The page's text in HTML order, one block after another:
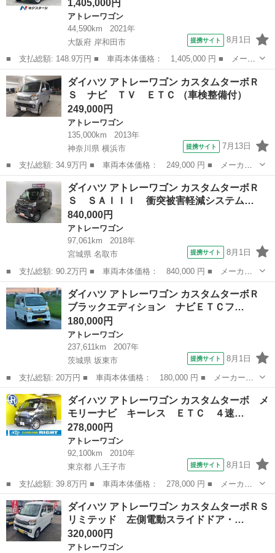
1,405,000円
アトレーワゴン
44,590km
2021年
大阪府 岸和田市
提携サイト 8月1日
■ 支払総額: 148.9万円 ■ 車両本体価格： 1,405,000 円 ■ メーカ
ー名： ダイハツ ■ 車種名： アトレーワゴン ■ グレード名：
カスタムターボＲＳリミテッド ＳＡＩＩＩ 電動スライドドア Ｓ
Ｄナビ ...
大阪 岸和田市 アトレーワゴン
ダイハツ アトレーワゴン カスタムターボＲ
Ｓ ナビ ＴＶ ＥＴＣ （車検整備付）
249,000円
アトレーワゴン
135,000km
2013年
神奈川県 横浜市
提携サイト 7月13日
■ 支払総額: 34.9万円 ■ 車両本体価格： 249,000 円 ■ メーカー
名： ダイハツ ■ 車種名： アトレーワゴン ■ グレード名： カ
スタムターボＲＳ ナビ ＴＶ ＥＴＣ ■ 排気量： 660cc ■ ドア
枚...
神奈川 横浜市 アトレーワゴン
ダイハツ アトレーワゴン カスタムターボＲ
Ｓ ＳＡＩＩＩ 衝突被害軽減システム…
840,000円
アトレーワゴン
97,061km
2018年
宮城県 名取市
提携サイト 8月1日
■ 支払総額: 90.2万円 ■ 車両本体価格： 840,000 円 ■ メーカー
名： ダイハツ ■ 車種名： アトレーワゴン ■ グレード名： カ
スタムターボＲＳ ＳＡＩＩＩ 衝突被害軽減システム ＥＴＣ ア
ルミホイール...
宮城 名取市 アトレーワゴン
ダイハツ アトレーワゴン カスタムターボＲ
ブラックエディション ナビＥＴＣフ…
180,000円
アトレーワゴン
237,611km
2007年
茨城県 坂東市
提携サイト 8月1日
■ 支払総額: 20万円 ■ 車両本体価格： 180,000 円 ■ メーカー
名： ダイハツ ■ 車種名： アトレーワゴン ■ グレード名： カ
スタムターボＲ ブラックエディション ナビＥＴＣフロントフォグ
ランプターボエン...
茨城 坂東市 アトレーワゴン
ダイハツ アトレーワゴン カスタムターボ メ
モリーナビ キーレス ＥＴＣ ４速…
278,000円
アトレーワゴン
92,100km
2010年
東京都 八王子市
提携サイト 8月1日
■ 支払総額: 39.8万円 ■ 車両本体価格： 278,000 円 ■ メーカー
名： ダイハツ ■ 車種名： アトレーワゴン ■ グレード名： カ
スタムターボ メモリーナビ キーレス ＥＴＣ ４速インパネオー
トマ ■ 排...
東京 八王子市 アトレーワゴン
ダイハツ アトレーワゴン カスタムターボＲＳ
リミテッド 左側電動スライドドア・…
320,000円
アトレーワゴン